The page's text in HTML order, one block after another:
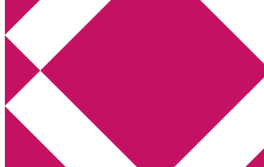
Annikas litteratur- och kulturblogg
Deckare, kriminalromaner, thrillers
Hem
Boktolva
Författarfemman
Kontakt